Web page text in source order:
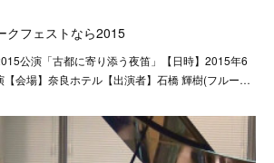
クフェストなら2015
公演「古都に寄り添う夜笛」【日時】2015年6
会場】奈良ホテル【出演者】石橋 輝樹(フルー…